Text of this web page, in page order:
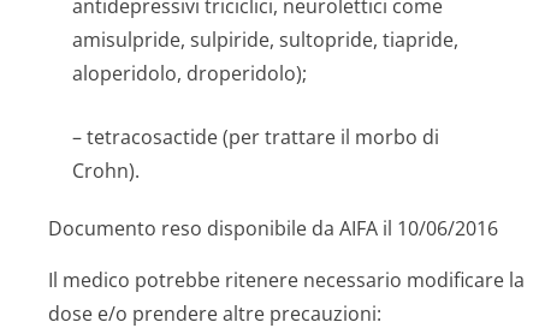
antidepressivi triciclici, neurolettici come
amisulpride, sulpiride, sultopride, tiapride,
aloperidolo, droperidolo);
– tetracosactide (per trattare il morbo di
Crohn).
Documento reso disponibile da AIFA il 10/06/2016
Il medico potrebbe ritenere necessario modificare la
dose e/o prendere altre precauzioni: